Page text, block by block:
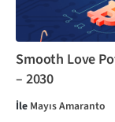
Smooth Love
– 2030
İle Mayıs Amaranto